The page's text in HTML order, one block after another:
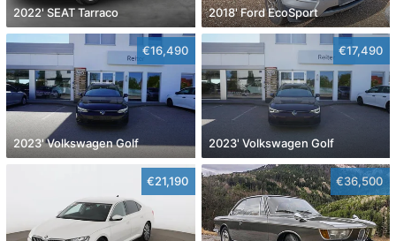
2022' SEAT Tarraco 2018' Ford EcoSport
€16,490
2023' Volkswagen Golf
€17,490
2023' Volkswagen Golf
€21,190 €36,500